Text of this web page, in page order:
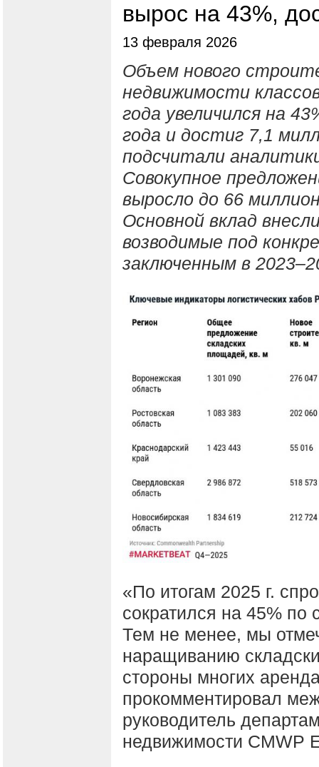
вырос на 43%,
13 февраля 2026
Объем нового
недвижимости
года увеличился на
года и достиг 7,1
подсчитали
Совокупное
выросло до 66
Основной вклад
возводимые под
заключенным в
«По итогам 2025 г.
сократился на 45%
Тем не менее, мы
наращиванию
стороны многих
прокомментировал
руководитель
недвижимости CMWP